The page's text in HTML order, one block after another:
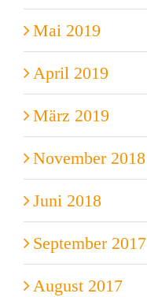
Mai 2019
April 2019
März 2019
November 2018
Juni 2018
September 2017
August 2017